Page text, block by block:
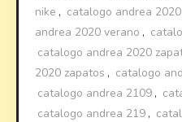
nike , catalogo andrea
andrea 2020 verano ,
catalogo andrea 2020
2020 zapatos , catalogo
catalogo andrea 2109 ,
catalogo andrea 219 ,